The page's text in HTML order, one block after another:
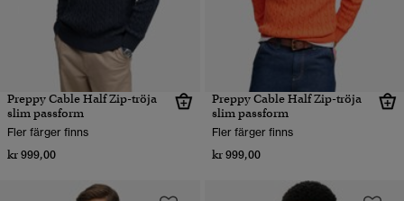
Preppy Cable Half Zip-tröja
slim passform
Fler färger finns
kr 999,00
Preppy Cable Half Zip-tröja
slim passform
Fler färger finns
kr 999,00